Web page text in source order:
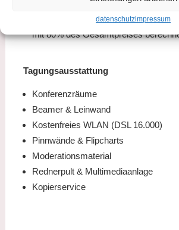
datenschutzimpressum
Kostenfreie Stornierung bis 3 Tage
Stornierungen werden
mit 80% des Gesamtpreises
Tagungsausstattung
Konferenzräume
Beamer & Leinwand
Kostenfreies WLAN (DSL 16.000)
Pinnwände & Flipcharts
Moderationsmaterial
Rednerpult & Multimediaanlage
Kopierservice